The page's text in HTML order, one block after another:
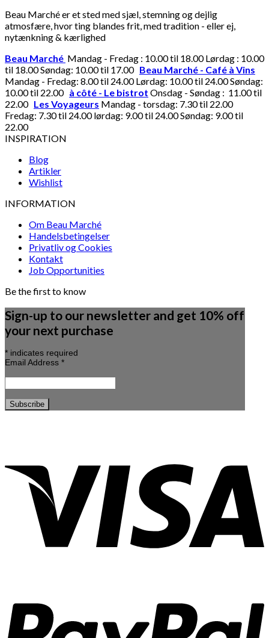
Beau Marché er et sted med sjæl, stemning og dejlig
atmosfære, hvor ting blandes frit, med tradition - eller ej,
nytænkning & kærlighed
Beau Marché Mandag - Fredag : 10.00 til 18.00 Lørdag : 10.00
til 18.00 Søndag: 10.00 til 17.00 Beau Marché - Café à Vins
Mandag - Fredag: 8.00 til 24.00 Lørdag: 10.00 til 24.00 Søndag:
10.00 til 22.00 à côté - Le bistrot Onsdag - Søndag : 11.00 til
22.00 Les Voyageurs Mandag - torsdag: 7.30 til 22.00
Fredag: 7.30 til 24.00 lørdag: 9.00 til 24.00 Søndag: 9.00 til
22.00
INSPIRATION
Blog
Artikler
Wishlist
INFORMATION
Om Beau Marché
Handelsbetingelser
Privatliv og Cookies
Kontakt
Job Opportunities
Be the first to know
Sign-up to our newsletter and get 10% off
your next purchase
* indicates required
Email Address *